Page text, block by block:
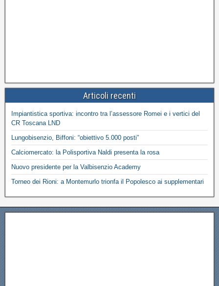
Articoli recenti
Impiantistica sportiva: incontro tra l’assessore Romei e i vertici del
CR Toscana LND
Lungobisenzio, Biffoni: “obiettivo 5.000 posti”
Calciomercato: la Polisportiva Naldi presenta la rosa
Nuovo presidente per la Valbisenzio Academy
Torneo dei Rioni: a Montemurlo trionfa il Popolesco ai supplementari